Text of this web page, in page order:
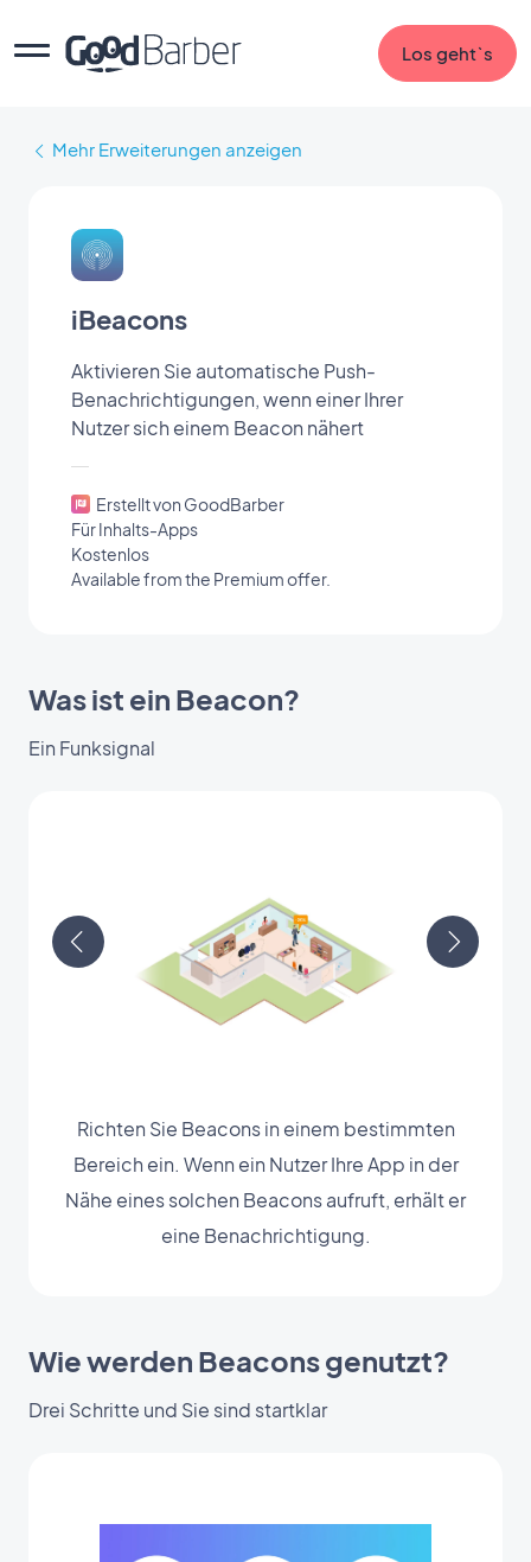
Los geht`s
Mehr Erweiterungen anzeigen
iBeacons
Aktivieren Sie automatische Push-
Benachrichtigungen, wenn einer Ihrer
Nutzer sich einem Beacon nähert
Erstellt von GoodBarber
Für Inhalts-Apps
Kostenlos
Available from the Premium offer.
Was ist ein Beacon?
Ein Funksignal
Richten Sie Beacons in einem bestimmten
Bereich ein. Wenn ein Nutzer Ihre App in der
Nähe eines solchen Beacons aufruft, erhält er
eine Benachrichtigung.
Wie werden Beacons genutzt?
Drei Schritte und Sie sind startklar